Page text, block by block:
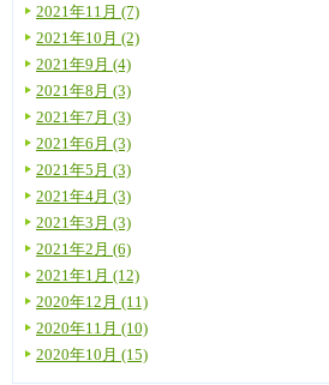
2021年11月 (7)
2021年10月 (2)
2021年9月 (4)
2021年8月 (3)
2021年7月 (3)
2021年6月 (3)
2021年5月 (3)
2021年4月 (3)
2021年3月 (3)
2021年2月 (6)
2021年1月 (12)
2020年12月 (11)
2020年11月 (10)
2020年10月 (15)